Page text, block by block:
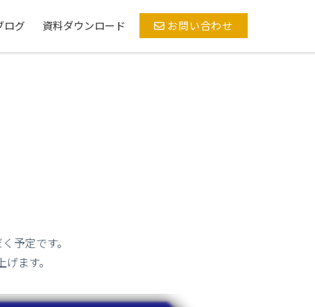
ログ 資料ダウンロード お問い合わせ
予定です。
ます。